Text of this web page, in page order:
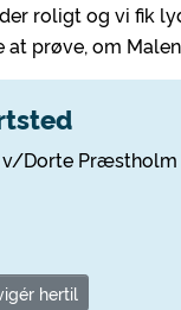
roligt og vi fik
prøve, om
Dorte Præstholm
hertil